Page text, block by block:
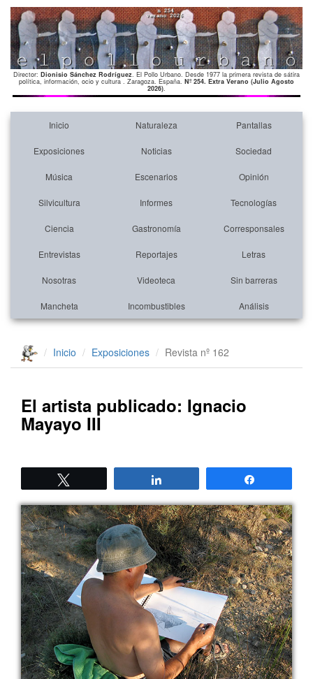
Director: Dionisio Sánchez Rodríguez. El Pollo Urbano. Desde 1977 la primera revista de sátira
política, información, ocio y cultura . Zaragoza. España. Nº 254. Extra Verano (Julio Agosto
2026).
Inicio Naturaleza Pantallas
Exposiciones Noticias Sociedad
Música Escenarios Opinión
Silvicultura Informes Tecnologías
Ciencia Gastronomía Corresponsales
Entrevistas Reportajes Letras
Nosotras Videoteca Sin barreras
Mancheta Incombustibles Análisis
Inicio Exposiciones Revista nº 162
El artista publicado: Ignacio
Mayayo III